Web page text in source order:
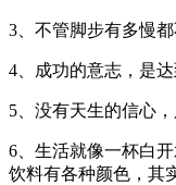
3、不管脚步有多慢
4、成功的意志，是
5、没有天生的信心
6、生活就像一杯白
饮料有各种颜色，其